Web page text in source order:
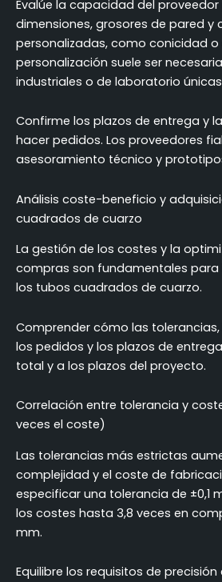
Evalúe la capacidad del
dimensiones, grosores de pared y
personalizadas, como conicidad o
personalización suele ser
industriales o de laboratorio
Confirme los plazos de entrega y
hacer pedidos. Los proveedores
asesoramiento técnico y
Análisis coste-beneficio y
cuadrados de cuarzo
La gestión de los costes y la
compras son fundamentales
los tubos cuadrados de cuarzo.
Comprender cómo las
los pedidos y los plazos de
total y a los plazos del proyecto.
Correlación entre tolerancia y
veces el coste)
Las tolerancias más estrictas
complejidad y el coste de
especificar una tolerancia de ±0,1
los costes hasta 3,8 veces en
mm.
Equilibre los requisitos de